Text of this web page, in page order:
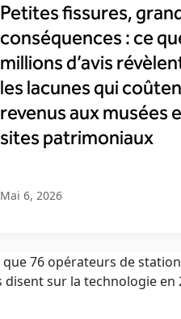
Petites fissures,
conséquences : ce
millions d’avis
les lacunes qui
revenus aux musées
sites patrimoniaux
Mai 6, 2026